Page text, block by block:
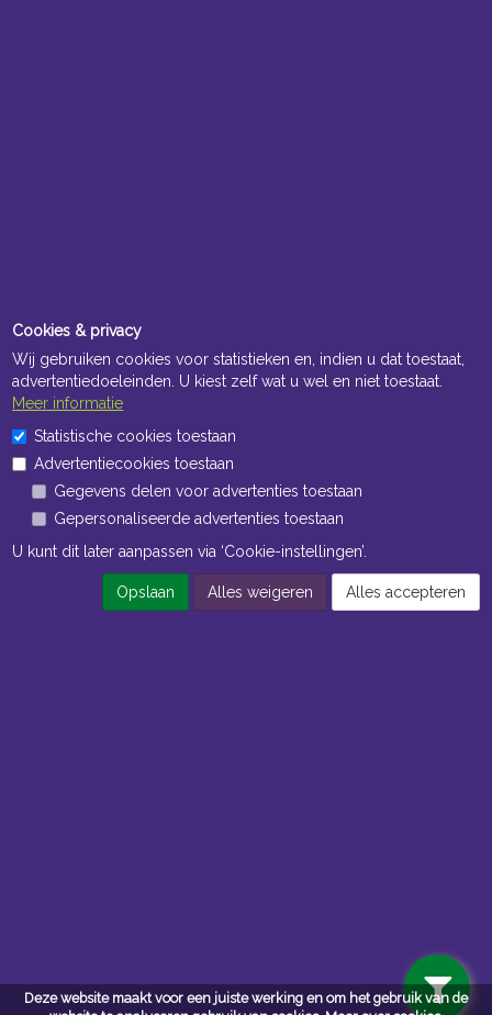
Deze website maakt voor een juiste werking en om het gebruik van de
Privacy
Cookies & privacy
Wij gebruiken cookies voor statistieken en, indien u dat toestaat,
advertentiedoeleinden. U kiest zelf wat u wel en niet toestaat.
Meer informatie
Statistische cookies toestaan
Advertentiecookies toestaan
Gegevens delen voor advertenties toestaan
Gepersonaliseerde advertenties toestaan
U kunt dit later aanpassen via ‘Cookie-instellingen’.
Opslaan Alles weigeren Alles accepteren